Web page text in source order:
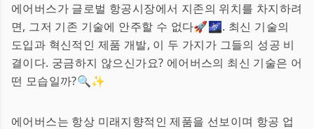
에어버스가 글로벌 항공시장에서 지존의 위치를 차지하려
면, 그저 기존 기술에 안주할 수 없다🚀🌌. 최신 기술의
도입과 혁신적인 제품 개발, 이 두 가지가 그들의 성공 비
결이다. 궁금하지 않으신가요? 에어버스의 최신 기술은 어
떤 모습일까?🔍✨
에어버스는 항상 미래지향적인 제품을 선보이며 항공 업